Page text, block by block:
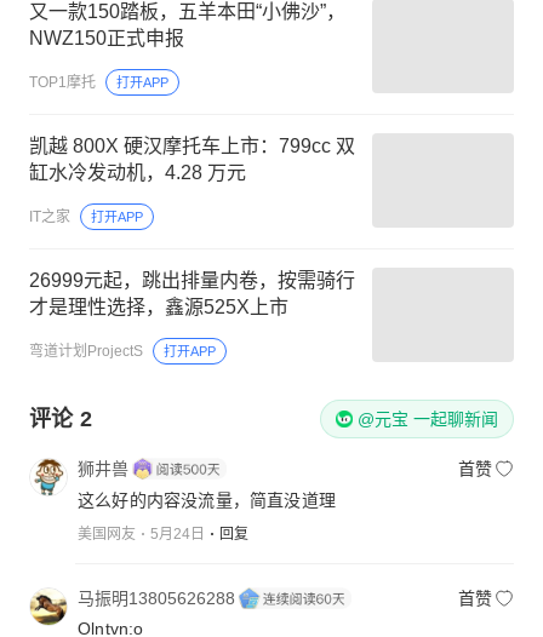
又一款150踏板，五羊本田“小佛沙”，
NWZ150正式申报
TOP1摩托 打开APP
凯越 800X 硬汉摩托车上市：799cc 双
缸水冷发动机，4.28 万元
IT之家 打开APP
26999元起，跳出排量内卷，按需骑行
才是理性选择，鑫源525X上市
弯道计划ProjectS 打开APP
评论 2 @元宝 一起聊新闻
狮井兽
首赞
这么好的内容没流量，简直没道理
美国网友 5月24日 回复
马振明13805626288
首赞